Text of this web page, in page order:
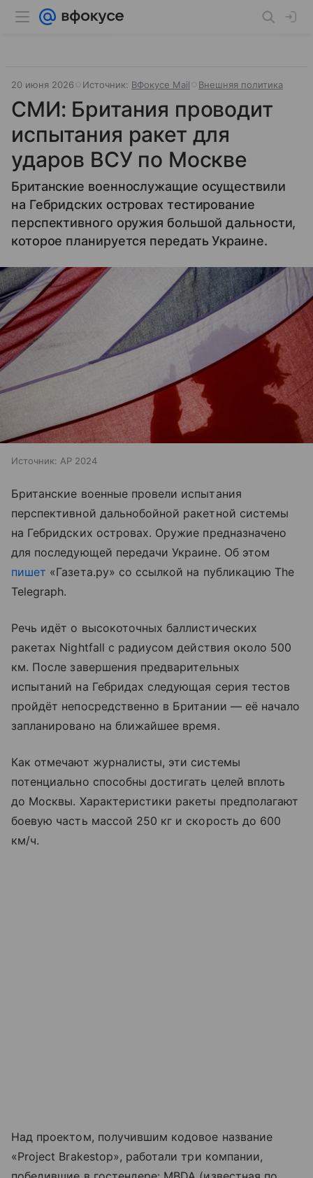
20 июня 2026 Источник: ВФокусе Mail Внешняя политика
СМИ: Британия проводит
испытания ракет для
ударов ВСУ по Москве
Британские военнослужащие осуществили
на Гебридских островах тестирование
перспективного оружия большой дальности,
которое планируется передать Украине.
Источник: AP 2024
Британские военные провели испытания
перспективной дальнобойной ракетной системы
на Гебридских островах. Оружие предназначено
для последующей передачи Украине. Об этом
пишет «Газета.ру» со ссылкой на публикацию The
Telegraph.
Речь идёт о высокоточных баллистических
ракетах Nightfall с радиусом действия около 500
км. После завершения предварительных
испытаний на Гебридах следующая серия тестов
пройдёт непосредственно в Британии — её начало
запланировано на ближайшее время.
Как отмечают журналисты, эти системы
потенциально способны достигать целей вплоть
до Москвы. Характеристики ракеты предполагают
боевую часть массой 250 кг и скорость до 600
км/ч.
Над проектом, получившим кодовое название
«Project Brakestop», работали три компании,